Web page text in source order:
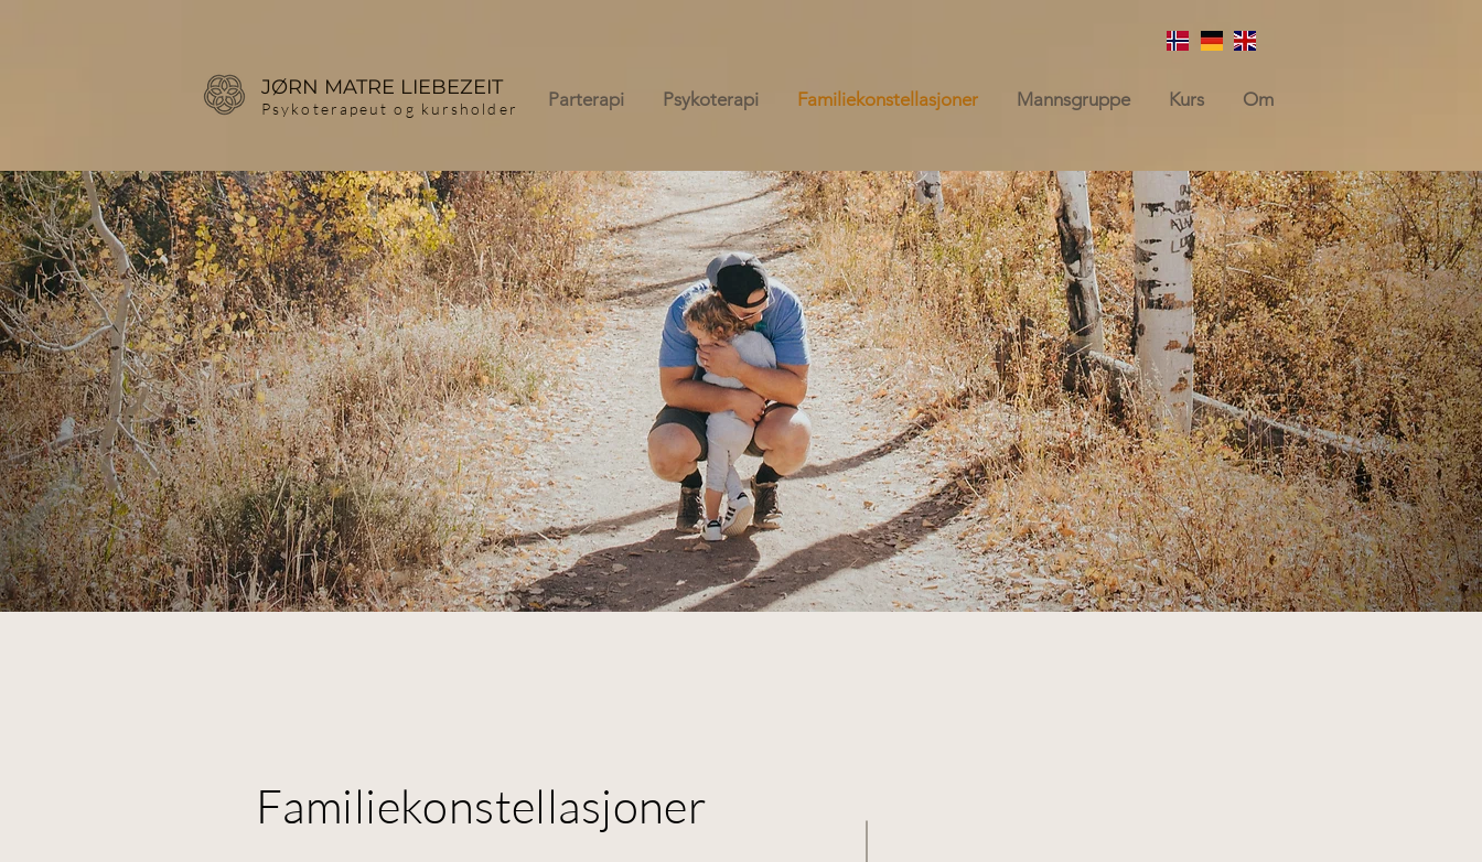
JØRN MATRE LIEBEZEIT
Psykoterapeut og kursholder Parterapi Psykoterapi Familiekonstellasjoner Mannsgruppe Kurs Om
Familiekonstellasjoner